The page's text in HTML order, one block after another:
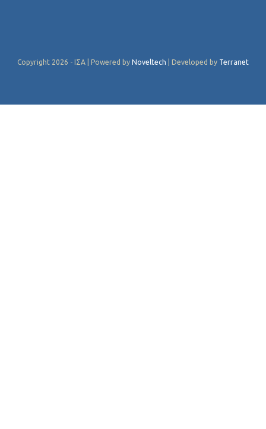
Copyright 2026 - ΙΣΑ | Powered by Noveltech | Developed by Terranet